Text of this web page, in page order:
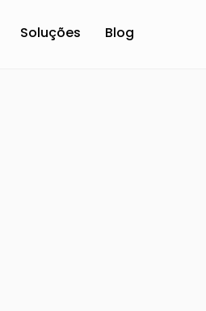
Soluções Blog